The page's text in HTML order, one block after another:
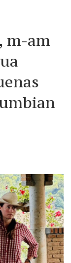
m-am